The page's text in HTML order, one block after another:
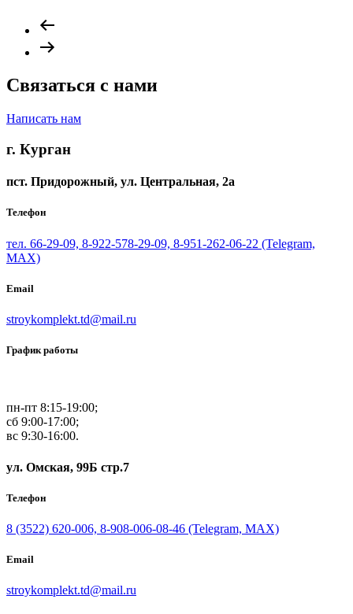
Связаться с нами
Написать нам
г. Курган
пст. Придорожный, ул. ​Центральная, 2а
Телефон
тел. 66-29-09, 8-922-578-29-09, 8-951-262-06-22 (Telegram,
MAX)
Email
stroykomplekt.td@mail.ru
График работы
пн-пт 8:15-19:00;
сб 9:00-17:00;
вс 9:30-16:00.
ул. Омская, 99Б стр.7
Телефон
8 (3522) 620-006, 8-908-006-08-46 (Telegram, MAX)
Email
stroykomplekt.td@mail.ru